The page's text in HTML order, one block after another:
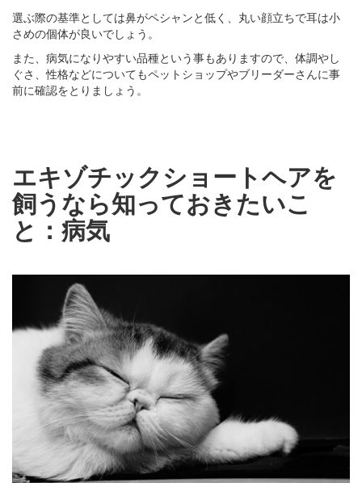
選ぶ際の基準としては鼻がペシャンと低く、丸い顔立ちで耳は小
さめの個体が良いでしょう。
また、病気になりやすい品種という事もありますので、体調やし
ぐさ、性格などについてもペットショップやブリーダーさんに事
前に確認をとりましょう。
エキゾチックショートヘアを
飼うなら知っておきたいこ
と：病気